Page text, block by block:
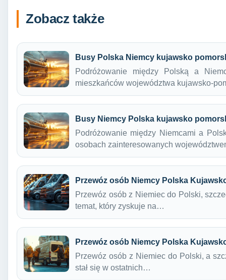
Zobacz także
Busy Polska Niemcy kujawsko
Podróżowanie między Polską a
mieszkańców województwa kujawsko-
Busy Niemcy Polska kujawsko
Podróżowanie między Niemcami a
osobach zainteresowanych
Przewóz osób Niemcy Polska
Przewóz osób z Niemiec do Polski,
temat, który zyskuje na…
Przewóz osób Niemcy Polska
Przewóz osób z Niemiec do Polski, a
stał się w ostatnich…